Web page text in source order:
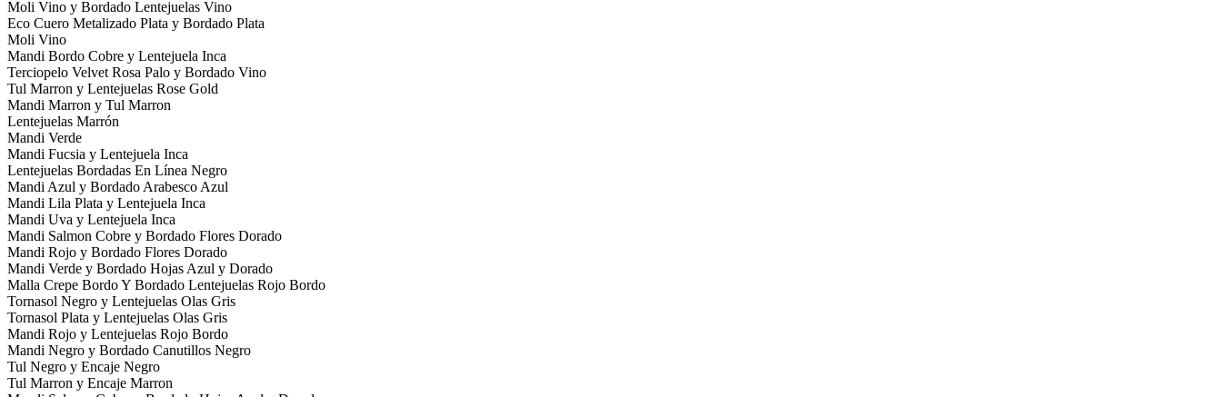
Moli Vino y Bordado Lentejuelas Vino
Eco Cuero Metalizado Plata y Bordado Plata
Moli Vino
Mandi Bordo Cobre y Lentejuela Inca
Terciopelo Velvet Rosa Palo y Bordado Vino
Tul Marron y Lentejuelas Rose Gold
Mandi Marron y Tul Marron
Lentejuelas Marrón
Mandi Verde
Mandi Fucsia y Lentejuela Inca
Lentejuelas Bordadas En Línea Negro
Mandi Azul y Bordado Arabesco Azul
Mandi Lila Plata y Lentejuela Inca
Mandi Uva y Lentejuela Inca
Mandi Salmon Cobre y Bordado Flores Dorado
Mandi Rojo y Bordado Flores Dorado
Mandi Verde y Bordado Hojas Azul y Dorado
Malla Crepe Bordo Y Bordado Lentejuelas Rojo Bordo
Tornasol Negro y Lentejuelas Olas Gris
Tornasol Plata y Lentejuelas Olas Gris
Mandi Rojo y Lentejuelas Rojo Bordo
Mandi Negro y Bordado Canutillos Negro
Tul Negro y Encaje Negro
Tul Marron y Encaje Marron